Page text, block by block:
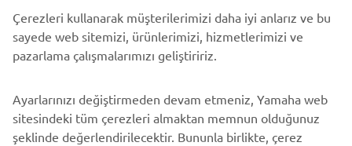
BÜLTEN
En son fırsatları, özel etkinlikleri, yeni çıkan ürünleri ve daha
fazlasını ilk öğrenen siz olun
Çerezleri kullanarak müşterilerimizi daha iyi anlarız ve bu
sayede web sitemizi, ürünlerimizi, hizmetlerimizi ve
pazarlama çalışmalarımızı geliştiririz.
Ayarlarınızı değiştirmeden devam etmeniz, Yamaha web
sitesindeki tüm çerezleri almaktan memnun olduğunuz
şeklinde değerlendirilecektir. Bununla birlikte, çerez